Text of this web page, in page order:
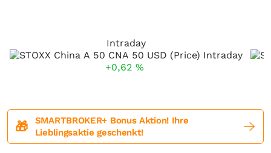
Intraday
+0,62 %
🎁
SMARTBROKER+ Bonus Aktion! Ihre
Lieblingsaktie geschenkt!